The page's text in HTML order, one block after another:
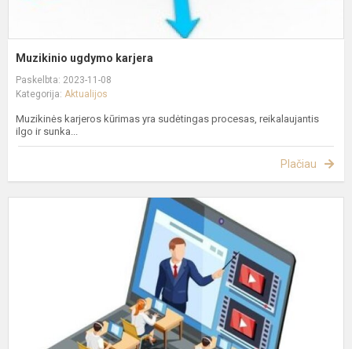
Muzikinio ugdymo karjera
Paskelbta: 2023-11-08
Kategorija: Aktualijos
Muzikinės karjeros kūrimas yra sudėtingas procesas, reikalaujantis
ilgo ir sunka...
Plačiau